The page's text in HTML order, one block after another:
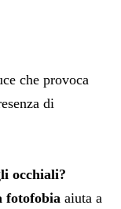
che provoca
di
occhiali?
fotofobia aiuta a